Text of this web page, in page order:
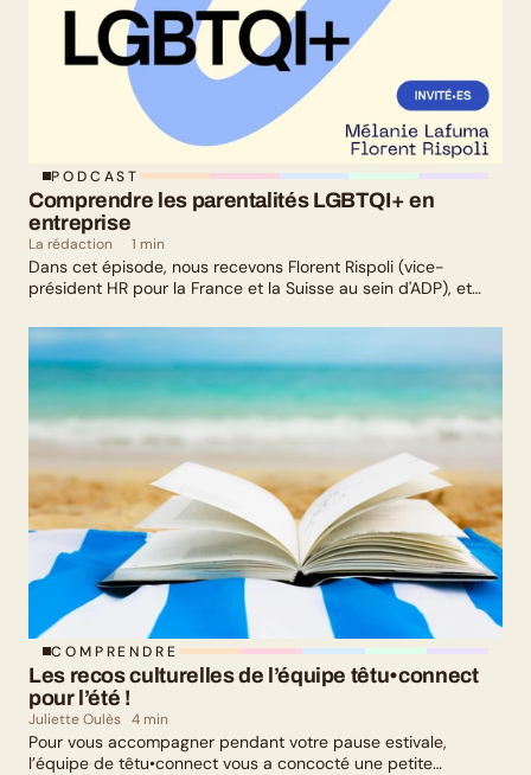
PODCAST
Comprendre les parentalités LGBTQI+ en
entreprise
La rédaction 1 min
Dans cet épisode, nous recevons Florent Rispoli (vice-
président HR pour la France et la Suisse au sein d'ADP), et
leurs parcours de parents LGBTQ+.
COMPRENDRE
Les recos culturelles de l’équipe têtu•connect
pour l’été !
Juliette Oulès 4 min
Pour vous accompagner pendant votre pause estivale,
l’équipe de têtu•connect vous a concocté une petite